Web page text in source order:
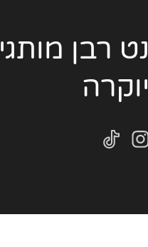
נט רבן מותגי
יוקרה